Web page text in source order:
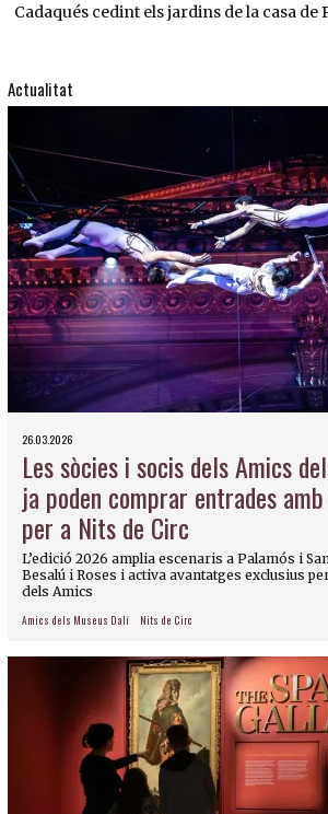
Cadaqués cedint els jardins de la casa de
Actualitat
26.03.2026
Les sòcies i socis dels Amics
ja poden comprar entrades
per a Nits de Circ
L’edició 2026 amplia escenaris a Palamós i
Besalú i Roses i activa avantatges exclusius
dels Amics
Amics dels Museus Dalí Nits de Circ